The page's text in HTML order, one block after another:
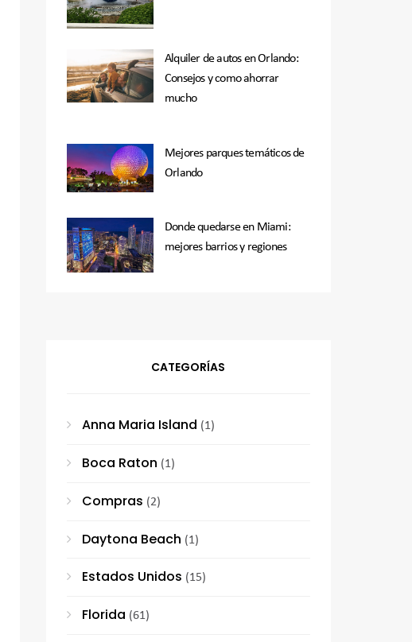
Alquiler de autos en Orlando:
Consejos y como ahorrar
mucho
Mejores parques temáticos de
Orlando
Donde quedarse en Miami:
mejores barrios y regiones
CATEGORÍAS
Anna Maria Island (1)
Boca Raton (1)
Compras (2)
Daytona Beach (1)
Estados Unidos (15)
Florida (61)